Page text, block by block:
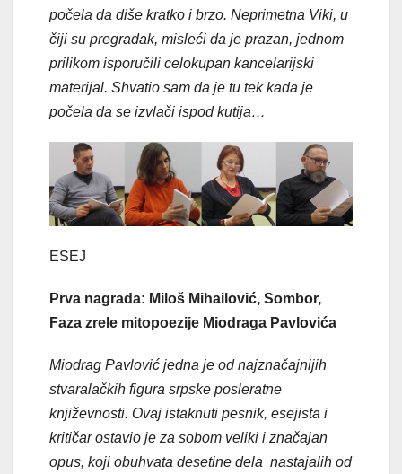
počela da diše kratko i brzo. Neprimetna Viki, u
čiji su pregradak, misleći da je prazan, jednom
prilikom isporučili celokupan kancelarijski
materijal. Shvatio sam da je tu tek kada je
počela da se izvlači ispod kutija…
ESEJ
Prva nagrada: Miloš Mihailović, Sombor,
Faza zrele mitopoezije Miodraga Pavlovića
Miodrag Pavlović jedna je od najznačajnijih
stvaralačkih figura srpske posleratne
književnosti. Ovaj istaknuti pesnik, esejista i
kritičar ostavio je za sobom veliki i značajan
opus, koji obuhvata desetine dela nastajalih od